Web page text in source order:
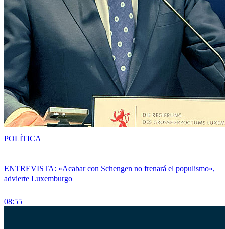
ENTREVISTA: «Acabar con Schengen no frenará el populismo»,
advierte Luxemburgo
08:55
POLÍTICA